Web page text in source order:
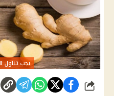
يجب تناول
شارك